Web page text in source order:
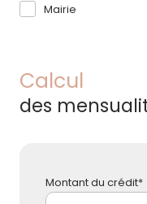
Mairie
Calcul
des
Montant du crédit*